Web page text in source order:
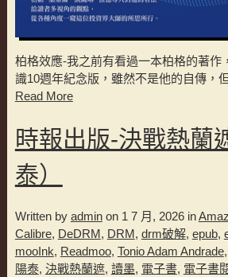
柏格效應-我之前有看過一本柏格的著作
識10週年紀念版，雖然不是他的自傳，
Read More
時報出版-決戰熱蘭
泰）
Written by adminon 1 7 月, 2026 in
Calibre, DeDRM, DRM, drm破解, epub,
mooInk, Readmoo, Tonio Adam Andrade,
陽泰, 決戰熱蘭遮, 讀墨, 電子書, 電子書